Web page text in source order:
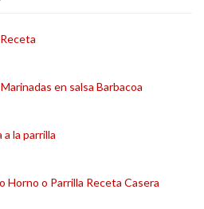
en salsa Barbacoa
a la parrilla
Horno o Parrilla Receta Casera